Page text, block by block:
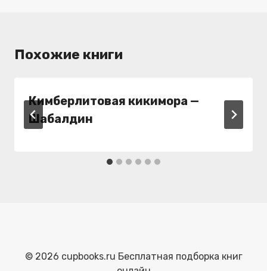
Похожие книги
Кимберлитовая кикимора —
Шабалдин
© 2026 cupbooks.ru Бесплатная подборка книг